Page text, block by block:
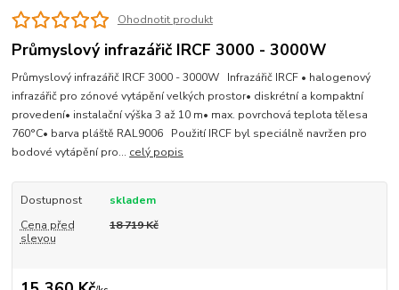
Ohodnotit produkt
Průmyslový infrazářič IRCF 3000 - 3000W
Průmyslový infrazářič IRCF 3000 - 3000W Infrazářič IRCF • halogenový
infrazářič pro zónové vytápění velkých prostor• diskrétní a kompaktní
provedení• instalační výška 3 až 10 m• max. povrchová teplota tělesa
760°C• barva pláště RAL9006 Použití IRCF byl speciálně navržen pro
bodové vytápění pro... celý popis
Dostupnost
skladem
Cena před
slevou
18 719 Kč